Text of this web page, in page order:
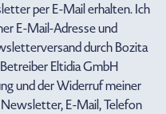
per E-Mail erhalten. Ich
E-Mail-Adresse und
durch Bozita
Eltidia GmbH
und der Widerruf meiner
E-Mail, Telefon